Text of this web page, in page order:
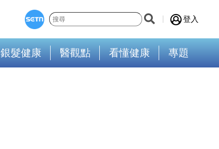
登入
銀髮健康 醫觀點 看懂健康 專題